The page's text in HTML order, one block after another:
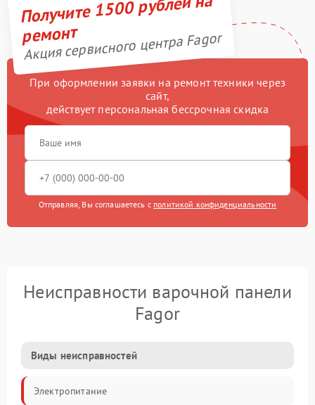
Получите 1500 рублей на
ремонт
Акция сервисного центра Fagor
При оформлении заявки на ремонт техники через
сайт,
действует персональная бессрочная скидка
Отправляя, Вы соглашаетесь с политикой конфиденциальности
Неисправности варочной панели
Fagor
Виды неисправностей
Электропитание